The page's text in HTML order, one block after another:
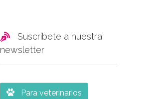

Suscríbete a nuestra
newsletter
 Para veterinarios